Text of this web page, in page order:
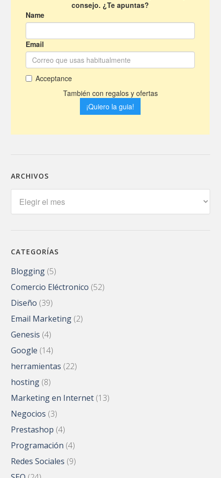
ARCHIVOS
CATEGORÍAS
Blogging (5)
Comercio Eléctronico (52)
Diseño (39)
Email Marketing (2)
Genesis (4)
Google (14)
herramientas (22)
hosting (8)
Marketing en Internet (13)
Negocios (3)
Prestashop (4)
Programación (4)
Redes Sociales (9)